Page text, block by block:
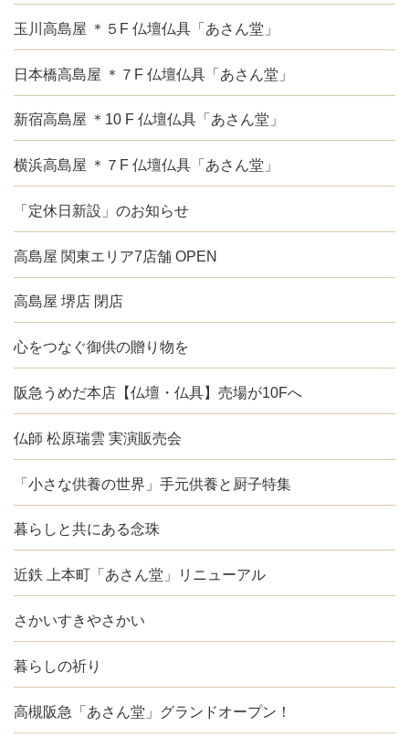
玉川高島屋 ＊５F 仏壇仏具「あさん堂」
日本橋高島屋 ＊７F 仏壇仏具「あさん堂」
新宿高島屋 ＊10 F 仏壇仏具「あさん堂」
横浜高島屋 ＊７F 仏壇仏具「あさん堂」
「定休日新設」のお知らせ
高島屋 関東エリア7店舗 OPEN
高島屋 堺店 閉店
心をつなぐ御供の贈り物を
阪急うめだ本店【仏壇・仏具】売場が10Fへ
仏師 松原瑞雲 実演販売会
「小さな供養の世界」手元供養と厨子特集
暮らしと共にある念珠
近鉄 上本町「あさん堂」リニューアル
さかいすきやさかい
暮らしの祈り
高槻阪急「あさん堂」グランドオープン！